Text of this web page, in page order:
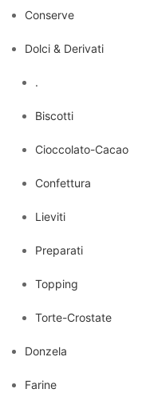
Conserve
Dolci & Derivati
.
Biscotti
Cioccolato-Cacao
Confettura
Lieviti
Preparati
Topping
Torte-Crostate
Donzela
Farine